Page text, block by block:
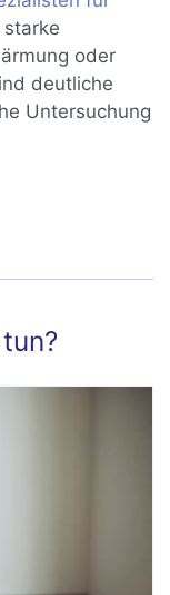
oder
deutliche
Untersuchung
Was ist